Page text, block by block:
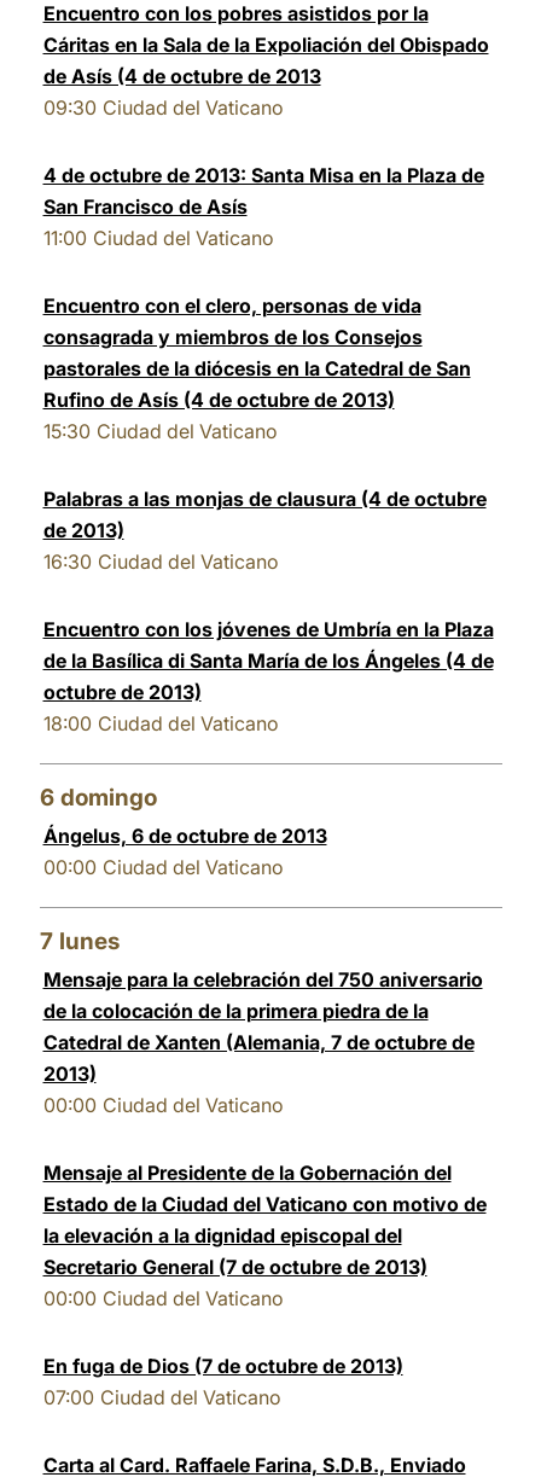
Encuentro con los pobres asistidos por la
Cáritas en la Sala de la Expoliación del Obispado
de Asís (4 de octubre de 2013
09:30 Ciudad del Vaticano
4 de octubre de 2013: Santa Misa en la Plaza de
San Francisco de Asís
11:00 Ciudad del Vaticano
Encuentro con el clero, personas de vida
consagrada y miembros de los Consejos
pastorales de la diócesis en la Catedral de San
Rufino de Asís (4 de octubre de 2013)
15:30 Ciudad del Vaticano
Palabras a las monjas de clausura (4 de octubre
de 2013)
16:30 Ciudad del Vaticano
Encuentro con los jóvenes de Umbría en la Plaza
de la Basílica di Santa María de los Ángeles (4 de
octubre de 2013)
18:00 Ciudad del Vaticano
6 domingo
Ángelus, 6 de octubre de 2013
00:00 Ciudad del Vaticano
7 lunes
Mensaje para la celebración del 750 aniversario
de la colocación de la primera piedra de la
Catedral de Xanten (Alemania, 7 de octubre de
2013)
00:00 Ciudad del Vaticano
Mensaje al Presidente de la Gobernación del
Estado de la Ciudad del Vaticano con motivo de
la elevación a la dignidad episcopal del
Secretario General (7 de octubre de 2013)
00:00 Ciudad del Vaticano
En fuga de Dios (7 de octubre de 2013)
07:00 Ciudad del Vaticano
Carta al Card. Raffaele Farina, S.D.B., Enviado